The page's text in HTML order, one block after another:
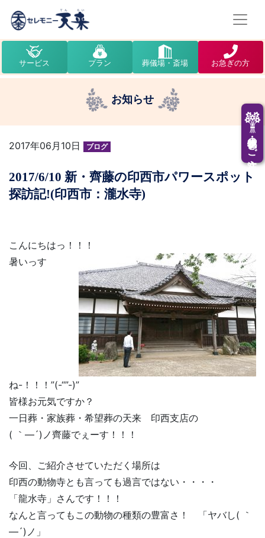
供花・供物のご注文
サービス プラン 葬儀場・斎場 お急ぎの方
お知らせ
2017年06月10日 ブログ
2017/6/10 新・齊藤の印西市パワースポット
探訪記!(印西市：瀧水寺)
こんにちはっ！！！
暑いっす
ね-！！！”(-“”-)”
皆様お元気ですか？
一日葬・家族葬・希望葬の天来 印西支店の
( ｀―´)ノ齊藤でぇーす！！！
今回、ご紹介させていただく場所は
印西の動物寺とも言っても過言ではない・・・・
「龍水寺」さんです！！！
なんと言ってもこの動物の種類の豊富さ！ 「ヤバし( ｀
―´)ノ」